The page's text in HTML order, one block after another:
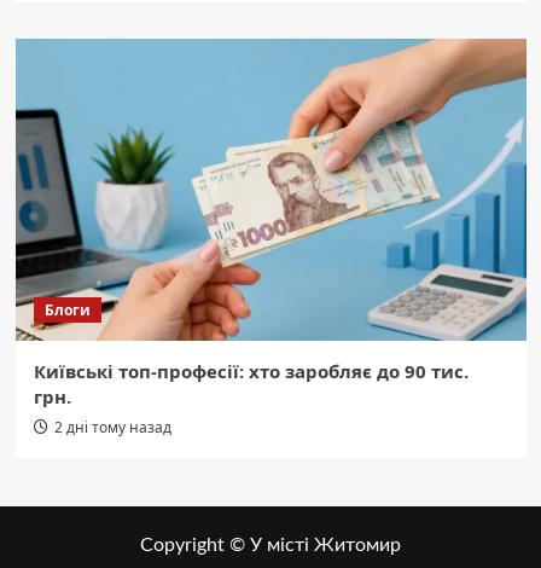
Блоги
Київські топ-професії: хто заробляє до 90 тис.
грн.
2 дні тому назад
Copyright © У місті Житомир